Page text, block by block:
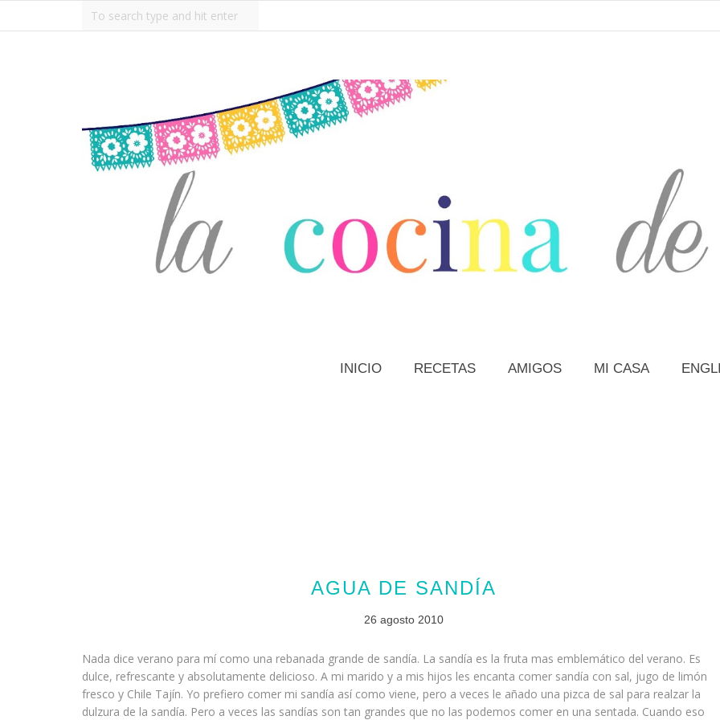
INICIO RECETAS AMIGOS MI CASA
AGUA DE SANDÍA
26 agosto 2010
Nada dice verano para mí como una rebanada grande de sandía. La sandía es la fruta mas emblemático del verano. Es
dulce, refrescante y absolutamente delicioso. A mi marido y a mis hijos les encanta comer sandía con sal, jugo de limón
fresco y Chile Tajín. Yo prefiero comer mi sandía así como viene, pero a veces le añado una pizca de sal para realzar la
dulzura de la sandía. Pero a veces las sandías son tan grandes que no las podemos comer en una sentada. Cuando eso